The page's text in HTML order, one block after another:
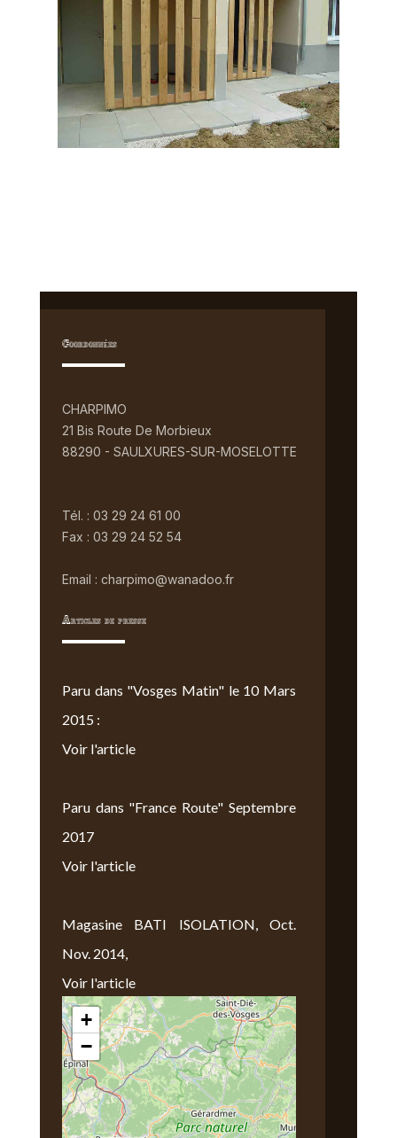
Coordonnées
CHARPIMO
21 Bis Route De Morbieux
88290 - SAULXURES-SUR-MOSELOTTE
Tél. : 03 29 24 61 00
Fax : 03 29 24 52 54
Email : charpimo@wanadoo.fr
Articles de presse
Paru dans "Vosges Matin" le 10 Mars
2015 :
Voir l'article
Paru dans "France Route" Septembre
2017
Voir l'article
Magasine BATI ISOLATION, Oct.
Nov. 2014,
Voir l'article
Nous Trouver
+
−